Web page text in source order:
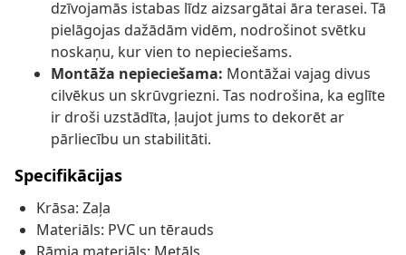
dzīvojamās istabas līdz aizsargātai āra terasei. Tā
pielāgojas dažādām vidēm, nodrošinot svētku
noskaņu, kur vien to nepieciešams.
Montāža nepieciešama: Montāžai vajag divus
cilvēkus un skrūvgriezni. Tas nodrošina, ka eglīte
ir droši uzstādīta, ļaujot jums to dekorēt ar
pārliecību un stabilitāti.
Specifikācijas
Krāsa: Zaļa
Materiāls: PVC un tērauds